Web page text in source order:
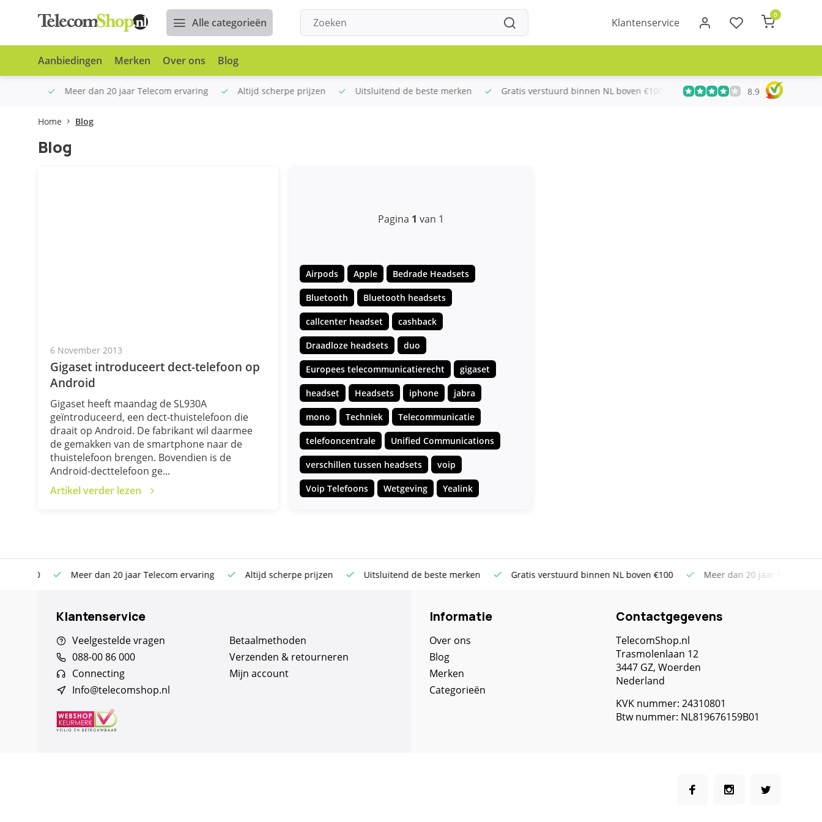
Alle categorieën Klantenservice
0
Aanbiedingen Merken Over ons Blog
Meer dan 20 jaar Telecom ervaring Altijd scherpe prijzen Uitsluitend de beste merken Gratis verstuurd binnen NL boven €100 Meer dan 20 jaar Telecom
8.9
Home Blog
Blog
6 November 2013
Gigaset introduceert dect-telefoon op
Android
Gigaset heeft maandag de SL930A
geïntroduceerd, een dect-thuistelefoon die
draait op Android. De fabrikant wil daarmee
de gemakken van de smartphone naar de
thuistelefoon brengen. Bovendien is de
Android-decttelefoon ge...
Artikel verder lezen
Pagina 1 van 1
Airpods Apple Bedrade Headsets
Bluetooth Bluetooth headsets
callcenter headset cashback
Draadloze headsets duo
Europees telecommunicatierecht gigaset
headset Headsets iphone jabra
mono Techniek Telecommunicatie
telefooncentrale Unified Communications
verschillen tussen headsets voip
Voip Telefoons Wetgeving Yealink
Meer dan 20 jaar Telecom ervaring Altijd scherpe prijzen Uitsluitend de beste merken Gratis verstuurd binnen NL boven €100 Meer dan 20 jaar Telecom
Klantenservice
Veelgestelde vragen
088-00 86 000
Connecting
Info@telecomshop.nl
Betaalmethoden
Verzenden & retourneren
Mijn account
Informatie
Over ons
Blog
Merken
Categorieën
Contactgegevens
TelecomShop.nl
Trasmolenlaan 12
3447 GZ, Woerden
Nederland
KVK nummer: 24310801
Btw nummer: NL819676159B01